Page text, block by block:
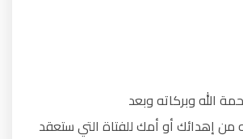
الله وبركاته وبعد
من إهدائك أو أمك للفتاة التي ستعقد